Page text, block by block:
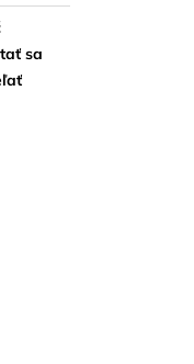
sa